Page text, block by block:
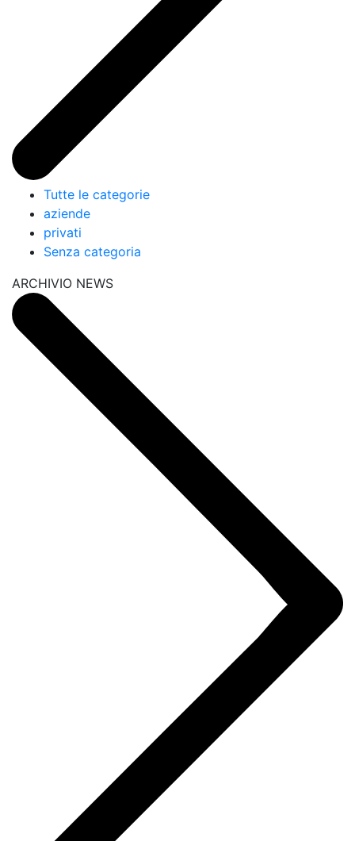
Tutte le categorie
aziende
privati
Senza categoria
ARCHIVIO NEWS